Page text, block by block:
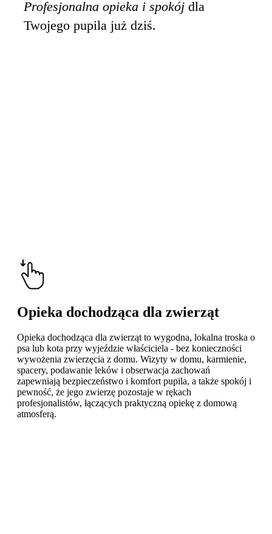
Profesjonalna opieka i spokój dla
Twojego pupila już dziś.
Opieka dochodząca dla zwierząt
Opieka dochodząca dla zwierząt to wygodna, lokalna troska o
psa lub kota przy wyjeździe właściciela - bez konieczności
wywożenia zwierzęcia z domu. Wizyty w domu, karmienie,
spacery, podawanie leków i obserwacja zachowań
zapewniają bezpieczeństwo i komfort pupila, a także spokój i
pewność, że jego zwierzę pozostaje w rękach
profesjonalistów, łączących praktyczną opiekę z domową
atmosferą.